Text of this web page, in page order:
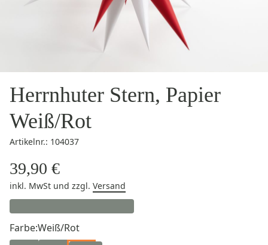
Herrnhuter Stern, Papier
Weiß/Rot
Artikelnr.: 104037
39,90 €
inkl. MwSt und zzgl. Versand
Farbe:Weiß/Rot